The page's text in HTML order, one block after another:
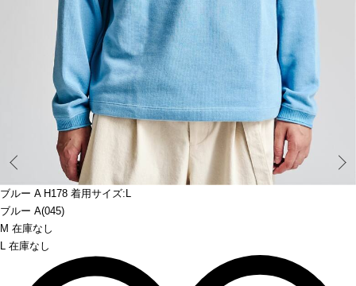
ブルー A H178 着用サイズ:L
ブルー A(045)
M 在庫なし
L 在庫なし